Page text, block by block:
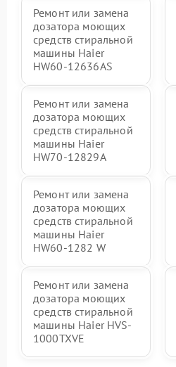
Ремонт или замена
дозатора моющих
средств стиральной
машины Haier
HW60-12636AS
Ремонт или замена
дозатора моющих
средств стиральной
машины Haier
HW70-12829A
Ремонт или замена
дозатора моющих
средств стиральной
машины Haier
HW60-1282 W
Ремонт или замена
дозатора моющих
средств стиральной
машины Haier HVS-
1000TXVE